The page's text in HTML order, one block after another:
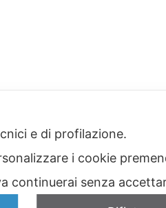
MARCHI
e di profilazione.
i cookie
continuerai senza